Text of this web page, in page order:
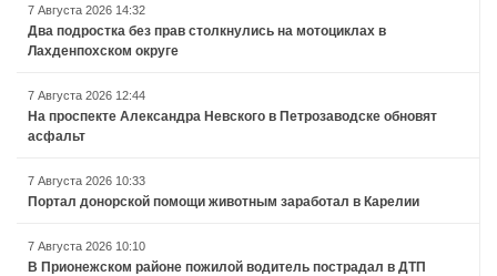
7 Августа 2026 14:32
Два подростка без прав столкнулись на мотоциклах в
Лахденпохском округе
7 Августа 2026 12:44
На проспекте Александра Невского в Петрозаводске обновят
асфальт
7 Августа 2026 10:33
Портал донорской помощи животным заработал в Карелии
7 Августа 2026 10:10
В Прионежском районе пожилой водитель пострадал в ДТП